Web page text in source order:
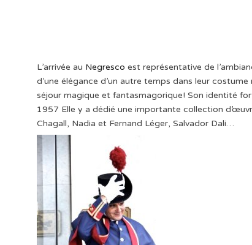
L’arrivée au Negresco est représentative de
d’une élégance d’un autre temps dans leur
séjour magique et fantasmagorique! Son identité
1957 Elle y a dédié une importante collection
Chagall, Nadia et Fernand Léger, Salvador Dali…